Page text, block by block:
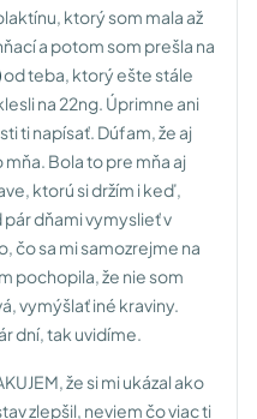
ktorý som mala až
a potom som prešla na
od teba, ktorý ešte stále
na 22ng. Úprimne ani
ti napísať. Dúfam, že aj
Bola to pre mňa aj
ktorú si držím i keď,
dňami vymyslieť v
čo sa mi samozrejme na
pochopila, že nie som
vymýšlať iné kraviny.
dní, tak uvidíme.
že si mi ukázal ako
zlepšil, neviem čo viac ti